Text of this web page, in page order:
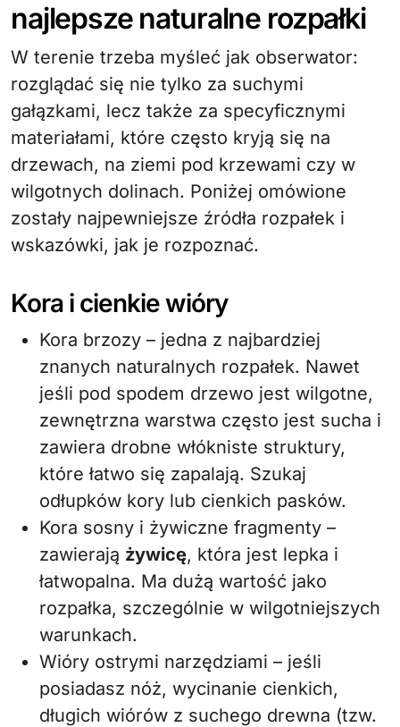
najlepsze naturalne rozpałki
W terenie trzeba myśleć jak obserwator:
rozglądać się nie tylko za suchymi
gałązkami, lecz także za specyficznymi
materiałami, które często kryją się na
drzewach, na ziemi pod krzewami czy w
wilgotnych dolinach. Poniżej omówione
zostały najpewniejsze źródła rozpałek i
wskazówki, jak je rozpoznać.
Kora i cienkie wióry
Kora brzozy – jedna z najbardziej
znanych naturalnych rozpałek. Nawet
jeśli pod spodem drzewo jest wilgotne,
zewnętrzna warstwa często jest sucha i
zawiera drobne włókniste struktury,
które łatwo się zapalają. Szukaj
odłupków kory lub cienkich pasków.
Kora sosny i żywiczne fragmenty –
zawierają żywicę, która jest lepka i
łatwopalna. Ma dużą wartość jako
rozpałka, szczególnie w wilgotniejszych
warunkach.
Wióry ostrymi narzędziami – jeśli
posiadasz nóż, wycinanie cienkich,
długich wiórów z suchego drewna (tzw.